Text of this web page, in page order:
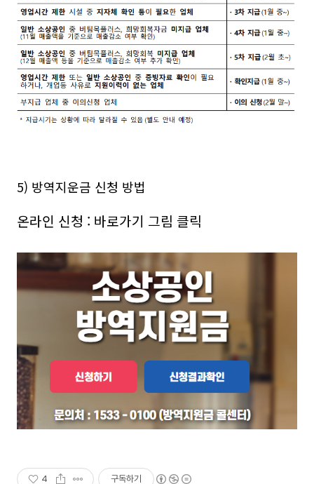
5) 방역지운금 신청 방법
온라인 신청 : 바로가기 그림 클릭
4 구독하기